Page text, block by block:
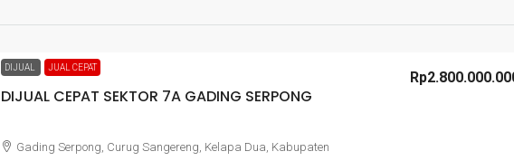
DIJUAL JUAL CEPAT
DIJUAL CEPAT SEKTOR 7A GADING SERPONG
Gading Serpong, Curug Sangereng, Kelapa Dua, Kabupaten